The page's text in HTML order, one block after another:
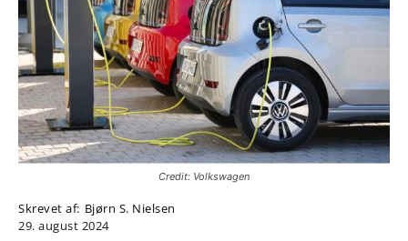
Credit: Volkswagen
Skrevet af: Bjørn S. Nielsen
29. august 2024